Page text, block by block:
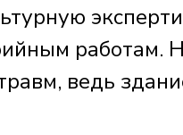
работам.
ведь